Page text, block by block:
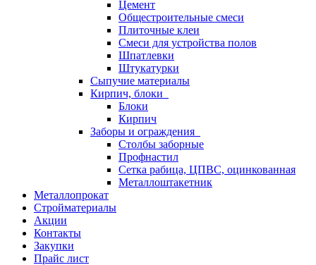
Цемент
Общестроительные смеси
Плиточные клеи
Смеси для устройства полов
Шпатлевки
Штукатурки
Сыпучие материалы
Кирпич, блоки
Блоки
Кирпич
Заборы и ограждения
Столбы заборные
Профнастил
Сетка рабица, ЦПВС, оцинкованная
Металлоштакетник
Металлопрокат
Стройматериалы
Акции
Контакты
Закупки
Прайс лист